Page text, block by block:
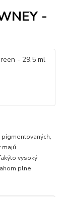
-
majú
vysoký
plne